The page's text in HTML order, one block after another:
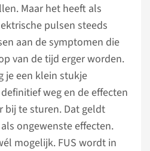
Maar het heeft als
pulsen steeds
aan de symptomen die
van de tijd erger worden.
je een klein stukje
weg en de effecten
bij te sturen. Dat geldt
ongewenste effecten.
mogelijk. FUS wordt in